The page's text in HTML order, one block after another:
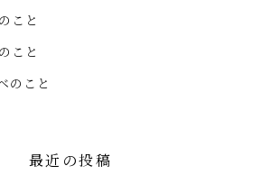
こと
こと
のこと
最近の投稿